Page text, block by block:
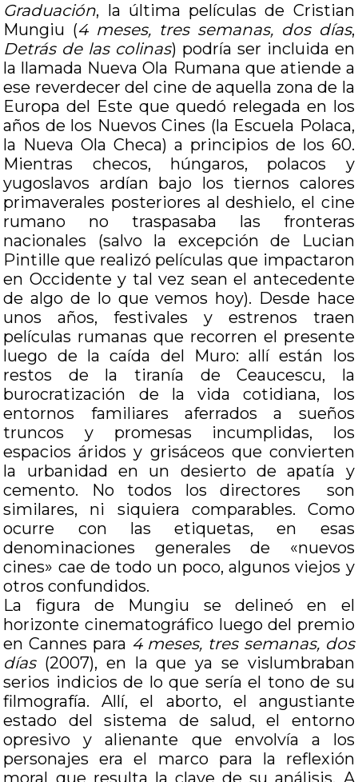
Graduación, la última películas de Cristian
Mungiu (4 meses, tres semanas, dos días,
Detrás de las colinas) podría ser incluida en
la llamada Nueva Ola Rumana que atiende a
ese reverdecer del cine de aquella zona de la
Europa del Este que quedó relegada en los
años de los Nuevos Cines (la Escuela Polaca,
la Nueva Ola Checa) a principios de los 60.
Mientras checos, húngaros, polacos y
yugoslavos ardían bajo los tiernos calores
primaverales posteriores al deshielo, el cine
rumano no traspasaba las fronteras
nacionales (salvo la excepción de Lucian
Pintille que realizó películas que impactaron
en Occidente y tal vez sean el antecedente
de algo de lo que vemos hoy). Desde hace
unos años, festivales y estrenos traen
películas rumanas que recorren el presente
luego de la caída del Muro: allí están los
restos de la tiranía de Ceaucescu, la
burocratización de la vida cotidiana, los
entornos familiares aferrados a sueños
truncos y promesas incumplidas, los
espacios áridos y grisáceos que convierten
la urbanidad en un desierto de apatía y
cemento. No todos los directores son
similares, ni siquiera comparables. Como
ocurre con las etiquetas, en esas
denominaciones generales de «nuevos
cines» cae de todo un poco, algunos viejos y
otros confundidos.
La figura de Mungiu se delineó en el
horizonte cinematográfico luego del premio
en Cannes para 4 meses, tres semanas, dos
días (2007), en la que ya se vislumbraban
serios indicios de lo que sería el tono de su
filmografía. Allí, el aborto, el angustiante
estado del sistema de salud, el entorno
opresivo y alienante que envolvía a los
personajes era el marco para la reflexión
moral que resulta la clave de su análisis. A